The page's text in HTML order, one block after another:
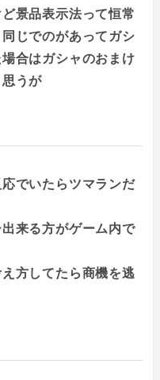
景品表示法って恒常
じでのがあってガシ
合はガシャのおまけ
うが
でいたらツマランだ
来る方がゲーム内で
方してたら商機を逃